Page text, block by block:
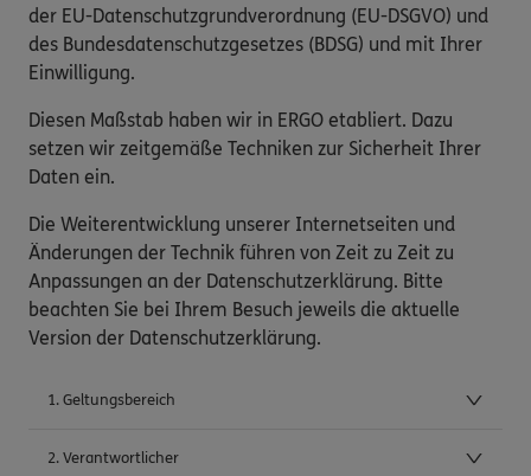
der EU-Datenschutzgrundverordnung (EU-DSGVO) und
des Bundesdatenschutzgesetzes (BDSG) und mit Ihrer
Einwilligung.
Diesen Maßstab haben wir in ERGO etabliert. Dazu
setzen wir zeitgemäße Techniken zur Sicherheit Ihrer
Daten ein.
Die Weiterentwicklung unserer Internetseiten und
Änderungen der Technik führen von Zeit zu Zeit zu
Anpassungen an der Datenschutzerklärung. Bitte
beachten Sie bei Ihrem Besuch jeweils die aktuelle
Version der Datenschutzerklärung.
1. Geltungsbereich
2. Verantwortlicher